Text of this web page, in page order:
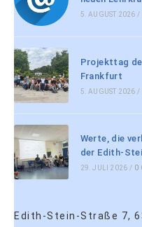
5. AUGUST 2026 /
Projekttag
Frankfurt
5. AUGUST 2026 /
Werte, die
der Edith-
29. JULI 2026 / 0
Edith-Stein-Straße 7,